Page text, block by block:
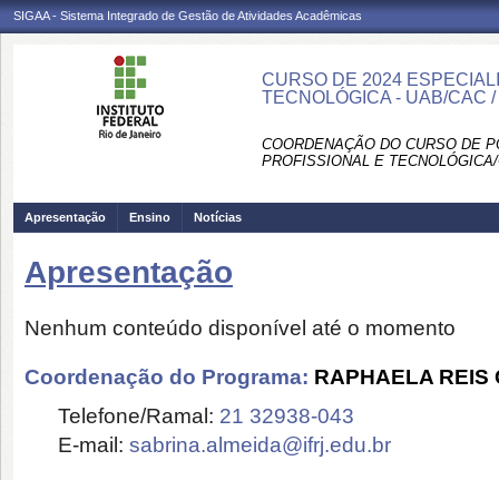
SIGAA - Sistema Integrado de Gestão de Atividades Acadêmicas
CURSO DE 2024
TECNOLÓGICA - UAB/CAC
COORDENAÇÃO DO CURSO DE
PROFISSIONAL E
Apresentação Ensino Notícias
Apresentação
Nenhum conteúdo disponível até o momento
Coordenação do Programa: RAPHAELA REIS
Telefone/Ramal: 21 32938-043
E-mail: sabrina.almeida@ifrj.edu.br